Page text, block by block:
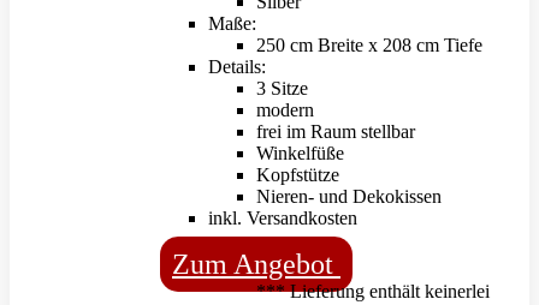
Maße:
250 cm Breite x 208 cm Tiefe
Details:
3 Sitze
modern
frei im Raum stellbar
Winkelfüße
Kopfstütze
Nieren- und Dekokissen
inkl. Versandkosten
Zum Angebot
*** Lieferung enthält keinerlei